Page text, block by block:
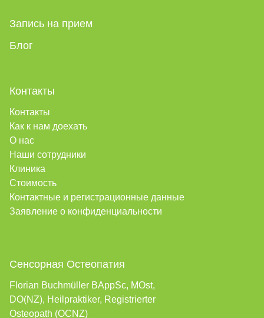
Запись на прием
Блог
Контакты
Контакты
Как к нам доехать
О нас
Наши сотрудники
Клиника
Стоимость
Контактные и регистрационные данные
Заявление о конфиденциальности
Сенсорная Остеопатия
Florian Buchmüller BAppSc, MOst,
DO(NZ), Heilpraktiker, Registrierter
Osteopath (OCNZ)